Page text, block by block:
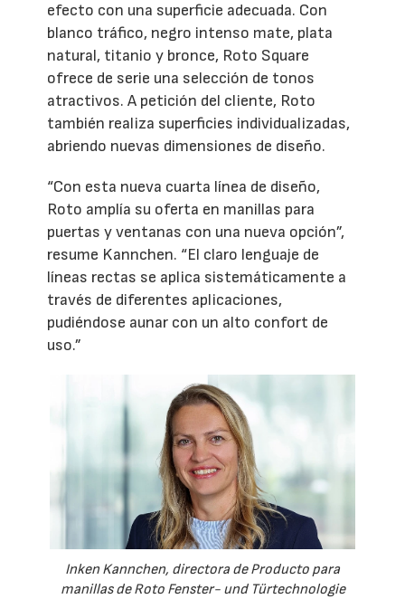
efecto con una superficie adecuada. Con
blanco tráfico, negro intenso mate, plata
natural, titanio y bronce, Roto Square
ofrece de serie una selección de tonos
atractivos. A petición del cliente, Roto
también realiza superficies individualizadas,
abriendo nuevas dimensiones de diseño.
“Con esta nueva cuarta línea de diseño,
Roto amplía su oferta en manillas para
puertas y ventanas con una nueva opción”,
resume Kannchen. “El claro lenguaje de
líneas rectas se aplica sistemáticamente a
través de diferentes aplicaciones,
pudiéndose aunar con un alto confort de
uso.”
Inken Kannchen, directora de Producto para
manillas de Roto Fenster- und Türtechnologie